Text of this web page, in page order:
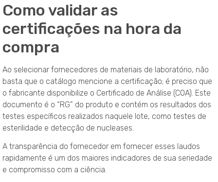
Como validar as
certificações na hora da
compra
Ao selecionar fornecedores de materiais de laboratório, não
basta que o catálogo mencione a certificação; é preciso que
o fabricante disponibilize o Certificado de Análise (COA). Este
documento é o “RG” do produto e contém os resultados dos
testes específicos realizados naquele lote, como testes de
esterilidade e detecção de nucleases.
A transparência do fornecedor em fornecer esses laudos
rapidamente é um dos maiores indicadores de sua seriedade
e compromisso com a ciência.